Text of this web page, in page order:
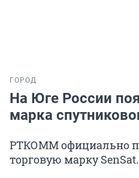
ГОРОД
На Юге России
марка
РТКОММ официально
торговую марку SenSat.